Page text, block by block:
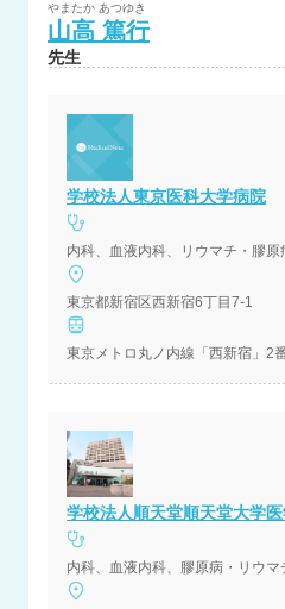
やまたか あつゆき
山高 篤行
先生
学校法人東京医科大学病院
東京都新宿区西新宿6丁目7-1
学校法人順天堂順天堂大学